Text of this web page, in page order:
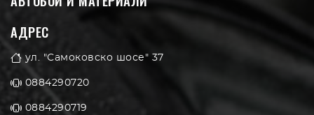
АДРЕС
ул. "Самоковско шосе" 37
0884290720
0884290719